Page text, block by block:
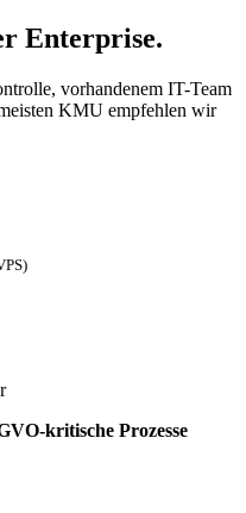
Enterprise.
vorhandenem IT-Team
KMU empfehlen wir
kritische Prozesse